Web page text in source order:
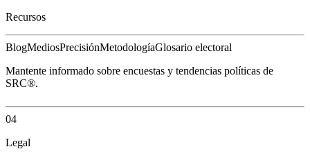
Recursos
BlogMediosPrecisiónMetodologíaGlosario electoral
Mantente informado sobre encuestas y tendencias políticas de
SRC®.
04
Legal